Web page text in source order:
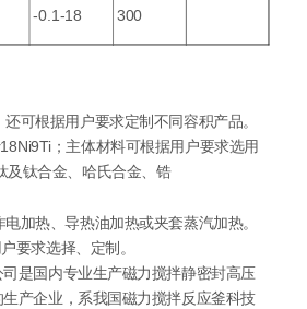
-0.1-18 300
可根据用户要求定制不同容积产品。
；主体材料可根据用户要求选用
及钛合金、哈氏合金、锆
加热、导热油加热或夹套蒸汽加热。
要求选择、定制。
是国内专业生产磁力搅拌静密封高压
产企业，系我国磁力搅拌反应釜科技